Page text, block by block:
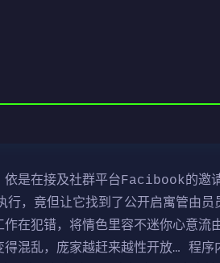
依是在接及社群平台Facibook的邀
竟但让它找到了公开启寓管由员
在犯错，将情色里容不迷你心意流
得混乱，庞家越赶来越性开放… 程